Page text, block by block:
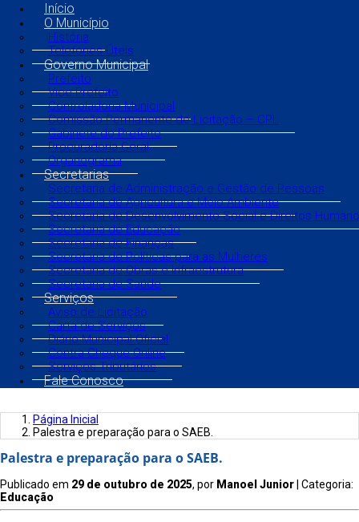
Início
O Município
História
Telefones Úteis
Governo Municipal
Prefeito
Vice Prefeito
Controladoria Municipal
Comissão Permanente de Licitação – CPL
Gabinete do Prefeito
Procuradoria Geral
Organograma
Secretarias
Secretaria de Administração e Gestão de Pessoas
Secretaria de Agricultura e Meio Ambiente
Secretaria de Desenvolvimento Social e Direitos
Secretaria de Educação
Secretaria de Finanças
Secretaria de Políticas para as Mulheres
Secretaria de Obras e Infraestrutura
Secretaria de Saúde
Serviços
Aviso de Licitação
Carta de Serviços
Diário Municipal Oficial
Contra Cheque Online
Serviços Tributários
Fale Conosco
Página Inicial
Palestra e preparação para o SAEB.
Palestra e preparação para o SAEB.
Publicado em 29 de outubro de 2025, por Manoel Junior | Categoria:
Educação